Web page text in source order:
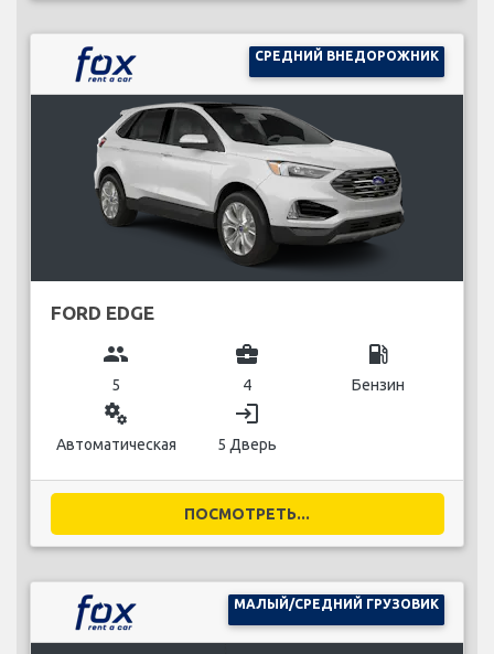
СРЕДНИЙ ВНЕДОРОЖНИК
FORD EDGE
group
5
business_center
4
local_gas_station
Бензин
miscellaneous_services
Автоматическая
login
5 Дверь
ПОСМОТРЕТЬ...
МАЛЫЙ/СРЕДНИЙ ГРУЗОВИК